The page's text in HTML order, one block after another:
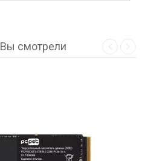
Вы смотрели